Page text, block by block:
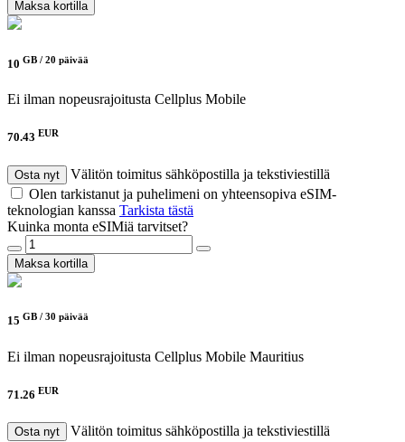
Maksa kortilla
10 GB / 20 päivää
Ei ilman nopeusrajoitusta Cellplus Mobile
70.43 EUR
Osta nyt
Välitön toimitus sähköpostilla ja tekstiviestillä
Olen tarkistanut ja puhelimeni on yhteensopiva eSIM-
teknologian kanssa Tarkista tästä
Kuinka monta eSIMiä tarvitset?
Maksa kortilla
15 GB / 30 päivää
Ei ilman nopeusrajoitusta Cellplus Mobile Mauritius
71.26 EUR
Osta nyt
Välitön toimitus sähköpostilla ja tekstiviestillä